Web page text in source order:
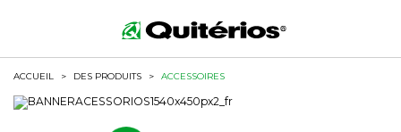
ACCUEIL > DES PRODUITS > ACCESSOIRES